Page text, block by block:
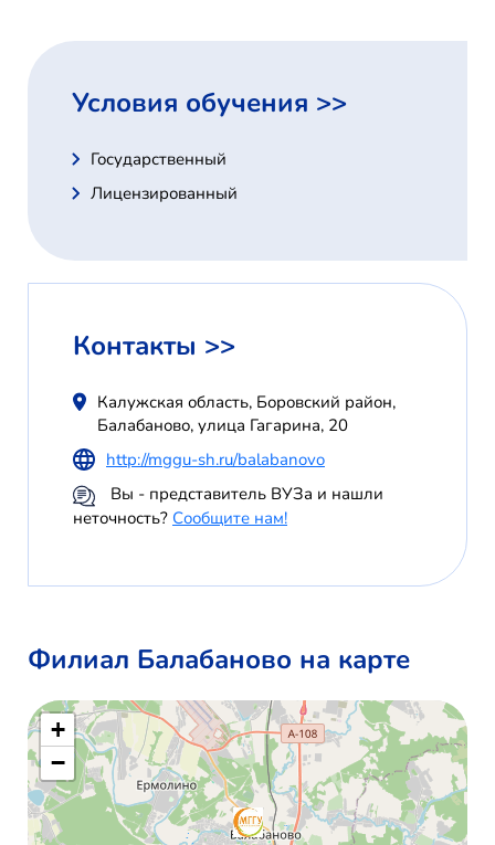
Условия обучения >>
Государственный
Лицензированный
Контакты >>
Калужская область, Боровский район,
Балабаново, улица Гагарина, 20
http://mggu-sh.ru/balabanovo
Вы - представитель ВУЗа и нашли
неточность? Сообщите нам!
Филиал Балабаново на карте
+
−